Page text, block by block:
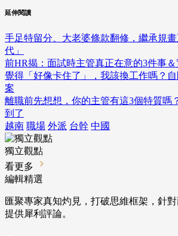
延伸閱讀
手足特留分、大老婆條款翻修，繼承規
代」
前HR揭：面試時主管真正在意的3件事
覺得「好像卡住了」，我該換工作嗎？
案
離職前先想想，你的主管有這3個特質嗎
到了
越南 職場 外派 台幹 中國
獨立觀點
看更多
編輯精選
匯聚專家真知灼見，打破思維框架，針
提供犀利評論。